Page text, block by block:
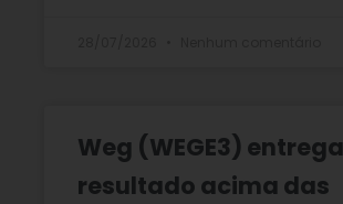
Weg (WEGE3) entrega
resultado acima das